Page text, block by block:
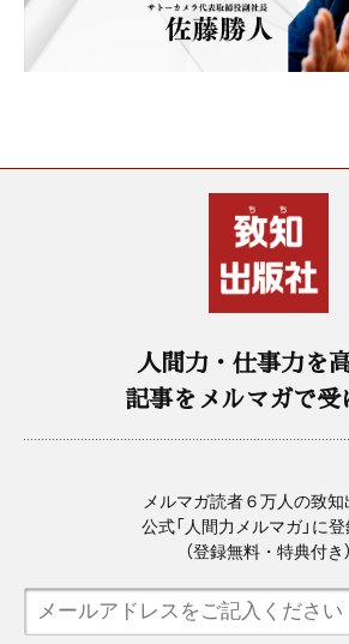
人間力・仕事力を
記事をメルマガで受
メルマガ読者６万人の致知
公式「人間力メルマガ」に
（登録無料・特典付き）